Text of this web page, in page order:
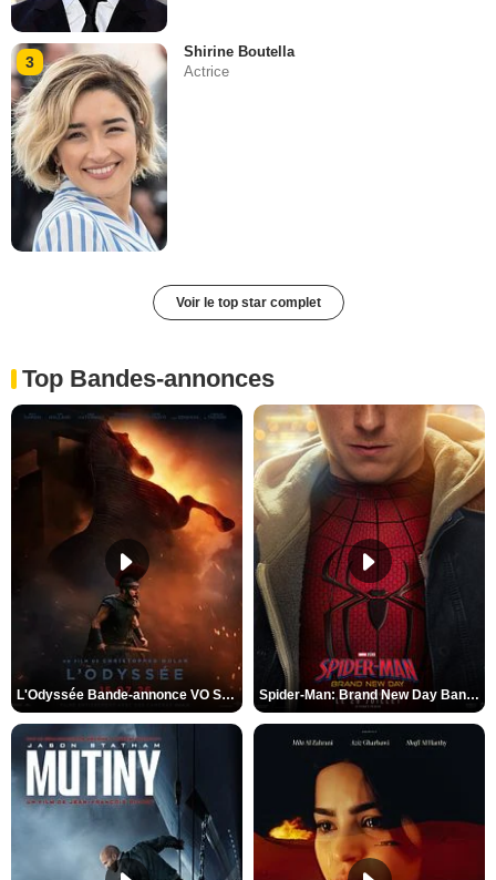
3
Shirine Boutella
Actrice
Voir le top star complet
Top Bandes-annonces
L'Odyssée Bande-annonce VO STFR Spider-Man: Brand New Day Bande-annonce VO STFR